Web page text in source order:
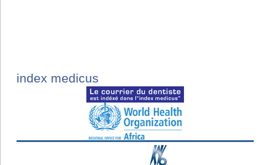
index medicus